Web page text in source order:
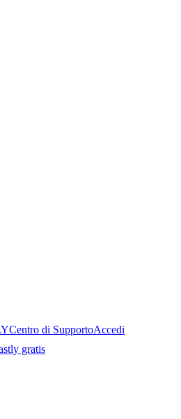
Centro di SupportoAccedi
gratis